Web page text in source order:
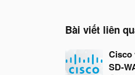
Bài viết liên
Cisco
SD-